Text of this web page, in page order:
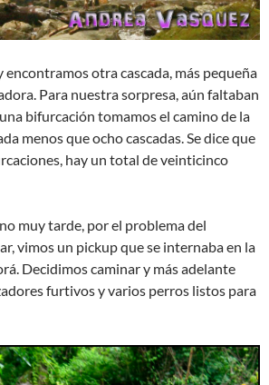
encontramos otra cascada, más pequeña
Para nuestra sorpresa, aún faltaban
bifurcación tomamos el camino de la
menos que ocho cascadas. Se dice que
hay un total de veinticinco
muy tarde, por el problema del
vimos un pickup que se internaba en la
Decidimos caminar y más adelante
furtivos y varios perros listos para